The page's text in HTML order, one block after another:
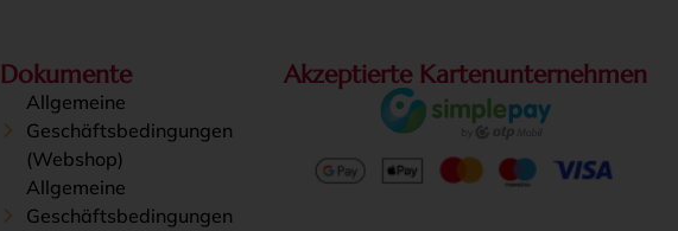
Dokumente
Allgemeine
Geschäftsbedingungen
(Webshop)
Allgemeine
Geschäftsbedingungen
Akzeptierte Kartenunternehmen